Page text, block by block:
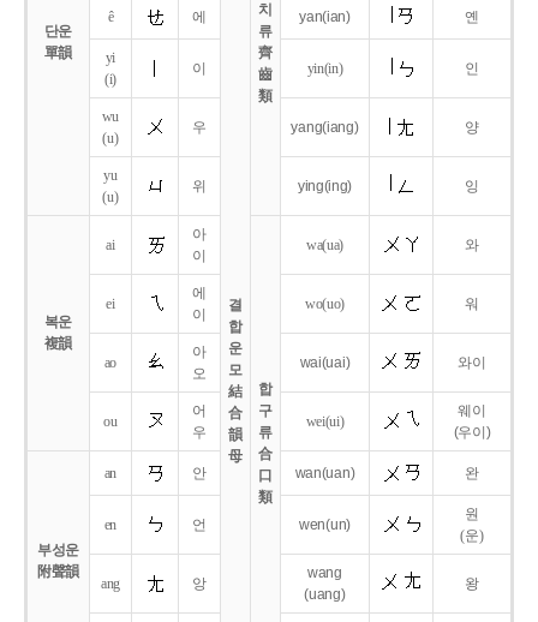
단운
單韻
결
합
운
모
結
合
韻
母
치
류
齊
齒
類
ê 에 yan(ian) 옌
yi
(i)
이 yin(in) 인
wu
(u)
우 yang(iang) 양
yu
(u)
위 ying(ing) 잉
복운
複韻
ai
아
이
합
구
류
合
口
類
wa(ua) 와
ei
에
이
wo(uo) 워
ao
아
오
wai(uai) 와이
ou
어
우
wei(ui)
웨이
(우이)
부성운
附聲韻
an 안 wan(uan) 완
en 언 wen(un)
원
(운)
ang 앙
wang
(uang)
왕